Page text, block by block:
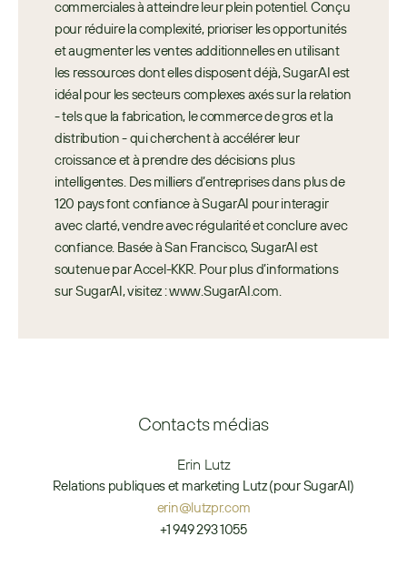
commerciales à atteindre leur plein potentiel. Conçu
pour réduire la complexité, prioriser les opportunités
et augmenter les ventes additionnelles en utilisant
les ressources dont elles disposent déjà, SugarAI est
idéal pour les secteurs complexes axés sur la relation
- tels que la fabrication, le commerce de gros et la
distribution - qui cherchent à accélérer leur
croissance et à prendre des décisions plus
intelligentes. Des milliers d’entreprises dans plus de
120 pays font confiance à SugarAI pour interagir
avec clarté, vendre avec régularité et conclure avec
confiance. Basée à San Francisco, SugarAI est
soutenue par Accel-KKR. Pour plus d’informations
sur SugarAI, visitez : www.SugarAI.com.
Contacts médias
Erin Lutz
Relations publiques et marketing Lutz (pour SugarAI)
erin@lutzpr.com
+1 949 293 1055